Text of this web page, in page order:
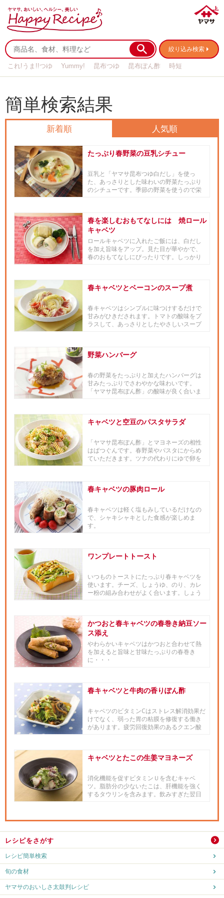
絞り込み検索
これ!うま!!つゆ Yummy! 昆布つゆ 昆布ぽん酢
時短
簡単検索結果
新着順 人気順
たっぷり春野菜の豆乳シチュー
豆乳と「ヤマサ昆布つゆ白だし」を使っ
た、あっさりとした味わいの野菜たっぷり
のシチューです。季節の野菜を使うので栄
春を楽しむおもてなしには 焼ロール
キャベツ
ロールキャベツに入れたご飯には、白だし
を加え旨味をアップ。見た目が華やかで、
春のおもてなしにぴったりです。しっかり
春キャベツとベーコンのスープ煮
春キャベツはシンプルに味つけするだけで
甘みがひきだされます。トマトの酸味をプ
ラスして、あっさりとしたやさしいスープ
野菜ハンバーグ
春の野菜をたっぷりと加えたハンバーグは
甘みたっぷりでさわやかな味わいです。
「ヤマサ昆布ぽん酢」の酸味が良く合いま
キャベツと空豆のパスタサラダ
「ヤマサ昆布ぽん酢」とマヨネーズの相性
はばつぐんです。春野菜やパスタにからめ
ていただきます。ツナの代わりにゆで卵を
春キャベツの豚肉ロール
春キャベツは軽く塩もみしているだけなの
で、シャキシャキとした食感が楽しめま
す。
ワンプレートトースト
いつものトーストにたっぷり春キャベツを
使います。チーズ、しょうゆ、のり、カレ
ー粉の組み合わせがよく合います。しょう
かつおと春キャベツの春巻き納豆ソー
ス添え
やわらかいキャベツはかつおと合わせて熱
を加えると旨味と甘味たっぷりの春巻き
に・・・
春キャベツと牛肉の香りぽん酢
キャベツのビタミンCはストレス解消効果だ
けでなく、弱った胃の粘膜を修復する働き
があります。疲労回復効果のあるクエン酸
キャベツとたこの生姜マヨネーズ
消化機能を促すビタミンＵを含むキャベ
ツ。脂肪分の少ないたこは、肝機能を強く
するタウリンを含みます。飲みすぎた翌日
レシピをさがす
レシピ簡単検索
旬の食材
ヤマサのおいしさ太鼓判レシピ